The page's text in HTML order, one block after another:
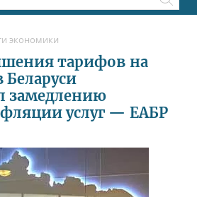
экономики
тарифов на
Беларуси
замедлению
услуг — ЕАБР